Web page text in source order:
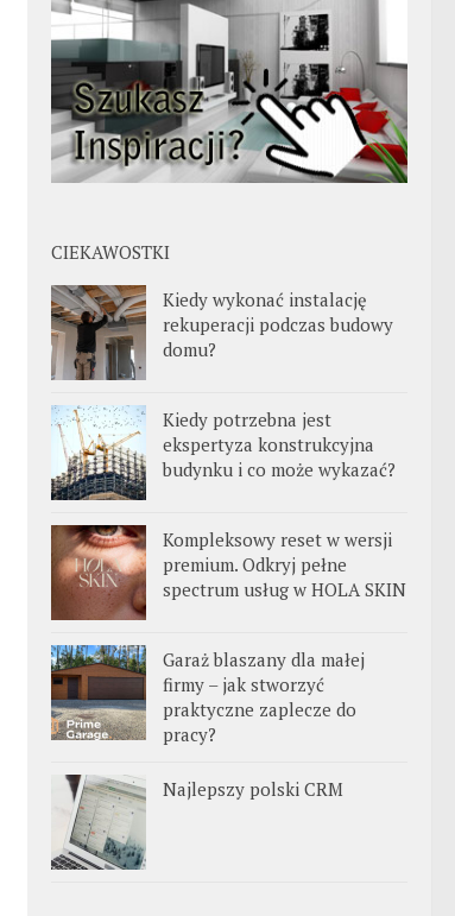
CIEKAWOSTKI
Kiedy wykonać instalację
rekuperacji podczas budowy
domu?
Kiedy potrzebna jest
ekspertyza konstrukcyjna
budynku i co może wykazać?
Kompleksowy reset w wersji
premium. Odkryj pełne
spectrum usług w HOLA SKIN
Garaż blaszany dla małej
firmy – jak stworzyć
praktyczne zaplecze do
pracy?
Najlepszy polski CRM